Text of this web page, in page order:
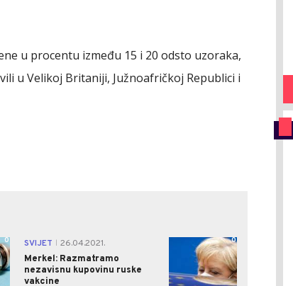
u procentu između 15 i 20 odsto uzoraka,
u Velikoj Britaniji, Južnoafričkoj Republici i
0 SVIJET
26.04.2021.
Merkel: Razmatramo
nezavisnu kupovinu ruske
vakcine
0